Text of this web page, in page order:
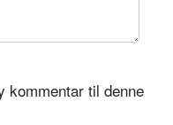
kommentar til denne